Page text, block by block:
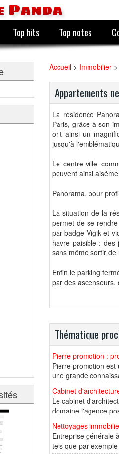
Panda
Top hits Top notes
Accueil > Immobilier >
Appartements
La résidence
Paris, grâce à son
ont ainsi un
jusqu'à
Le centre-ville
peuvent ainsi
Panorama, pour
La situation de la
permet de se
par badge Vigik et
havre paisible : des
sans même sortir de
Enfin le parking
par des ascenseurs,
Thématique
Pierre promotion :
Pierre promotion
une grande
Cabinet
Le cabinet
domaine l'agence
Nettoyages
Entreprise générale
tels que par